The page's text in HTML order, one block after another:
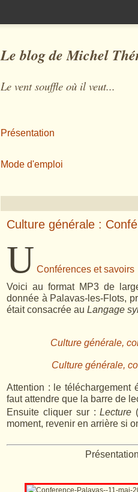
Le blog de Michel
Le vent souffle où il veut...
Présentation
Mode d'emploi
Culture générale :
U Conférences et savoirs
Voici au format MP3 de
donnée à Palavas-les-Flots,
était consacrée au Langage
Culture générale,
Culture générale,
Attention : le téléchargement
faut attendre que la barre de
Ensuite cliquersur : Lecture (
moment, revenir en arrière si